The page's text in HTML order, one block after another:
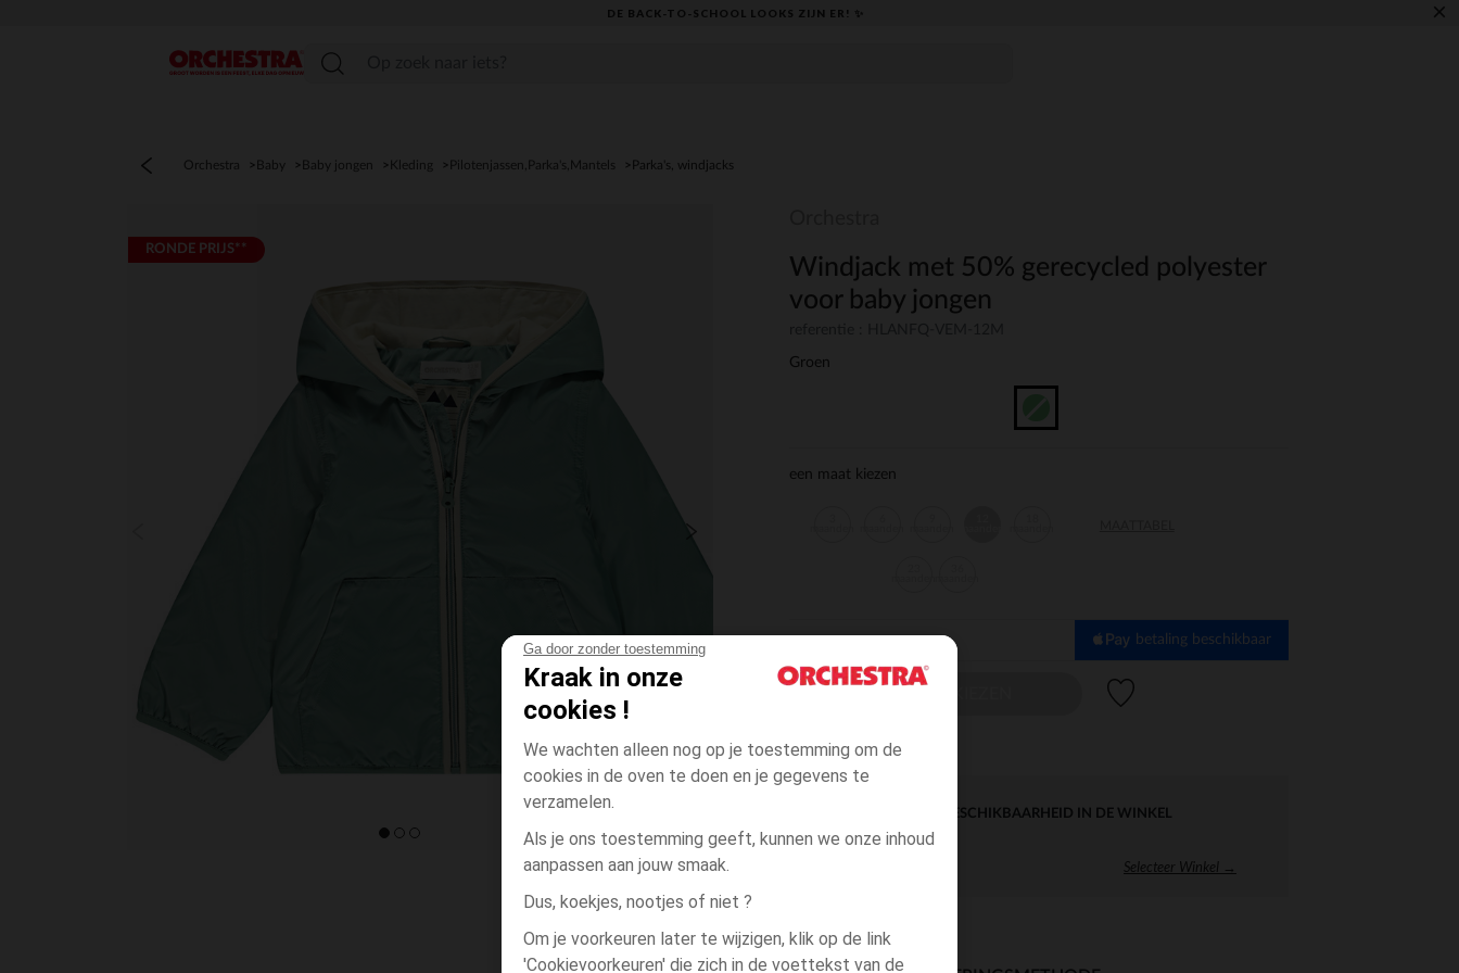
Ga door zonder toestemming
Kraak in onze
cookies !
We wachten alleen nog op je toestemming om de
cookies in de oven te doen en je gegevens te
verzamelen.
Als je ons toestemming geeft, kunnen we onze inhoud
aanpassen aan jouw smaak.
Dus, koekjes, nootjes of niet ?
Om je voorkeuren later te wijzigen, klik op de link
'Cookievoorkeuren' die zich in de voettekst van de
DE BACK-TO-SCHOOL LOOKS ZIJN ER! ✨ ×
menu
Orchestra Baby Baby jongen Kleding Pilotenjassen,Parka's,Mantels Parka's, windjacks
RONDE PRIJS**
Windjack met 50% gerecycled polyester
voor baby jongen
Groen
een maat kiezen
betaling beschikbaar
DIRECTE BESCHIKBAARHEID IN DE WINKEL
Selecteer Winkel →